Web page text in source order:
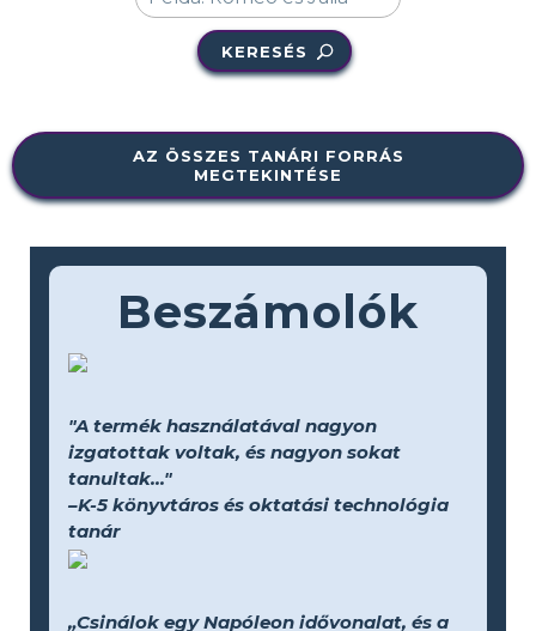
KERESÉS
AZ ÖSSZES TANÁRI FORRÁS
MEGTEKINTÉSE
Beszámolók
"A termék használatával nagyon
izgatottak voltak, és nagyon sokat
tanultak..."
–K-5 könyvtáros és oktatási technológia
tanár
„Csinálok egy Napóleon idővonalat, és a